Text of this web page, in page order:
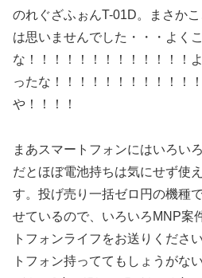
のれぐざふぉんT-01D。まさか
は思いませんでした・・・よく
な！！！！！！！！！！！！！
ったな！！！！！！！！！！！
や！！！！
まあスマートフォンにはいろい
だとほぼ電池持ちは気にせず使
す。投げ売り一括ゼロ円の機種
せているので、いろいろMNP案
トフォンライフをお送りくださ
トフォン持っててもしょうがな